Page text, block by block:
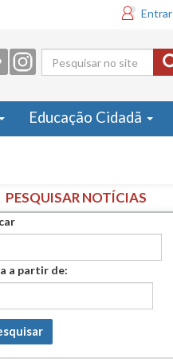
Entrar
Formulário
de busca
Educação Cidadã
PESQUISAR NOTÍCIAS
a partir de: